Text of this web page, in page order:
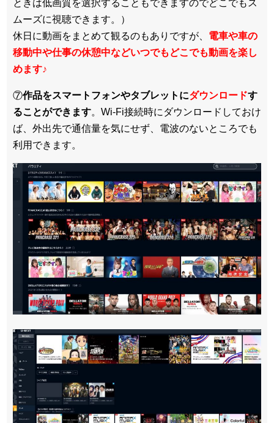
ときは低画質を選択することもできますのでどこでもス
ムーズに視聴できます。）
休日に動画をまとめて観るのもありですが、 電車や車の
移動中や仕事の休憩中などいつでもどこでも動画を楽し
めます♪
⑦作品をスマートフォンやタブレットにダウンロードす
ることができます。Wi-Fi接続時にダウンロードしておけ
ば、外出先で通信量を気にせず、電波のないところでも
利用できます。